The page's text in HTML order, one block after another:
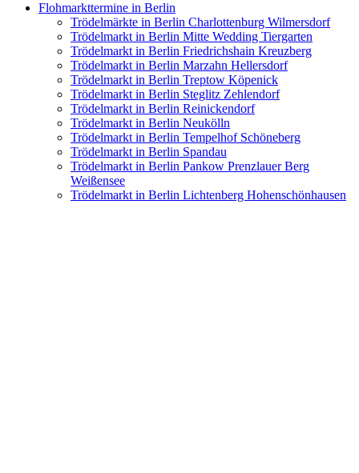
Flohmarkttermine in Berlin
Trödelmärkte in Berlin Charlottenburg Wilmersdorf
Trödelmarkt in Berlin Mitte Wedding Tiergarten
Trödelmarkt in Berlin Friedrichshain Kreuzberg
Trödelmarkt in Berlin Marzahn Hellersdorf
Trödelmarkt in Berlin Treptow Köpenick
Trödelmarkt in Berlin Steglitz Zehlendorf
Trödelmarkt in Berlin Reinickendorf
Trödelmarkt in Berlin Neukölln
Trödelmarkt in Berlin Tempelhof Schöneberg
Trödelmarkt in Berlin Spandau
Trödelmarkt in Berlin Pankow Prenzlauer Berg
Weißensee
Trödelmarkt in Berlin Lichtenberg Hohenschönhausen